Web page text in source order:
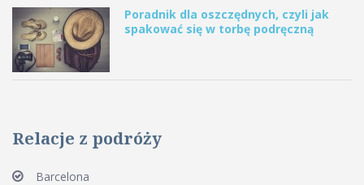
Poradnik dla oszczędnych, czyli jak
spakować się w torbę podręczną
Relacje z podróży
Barcelona